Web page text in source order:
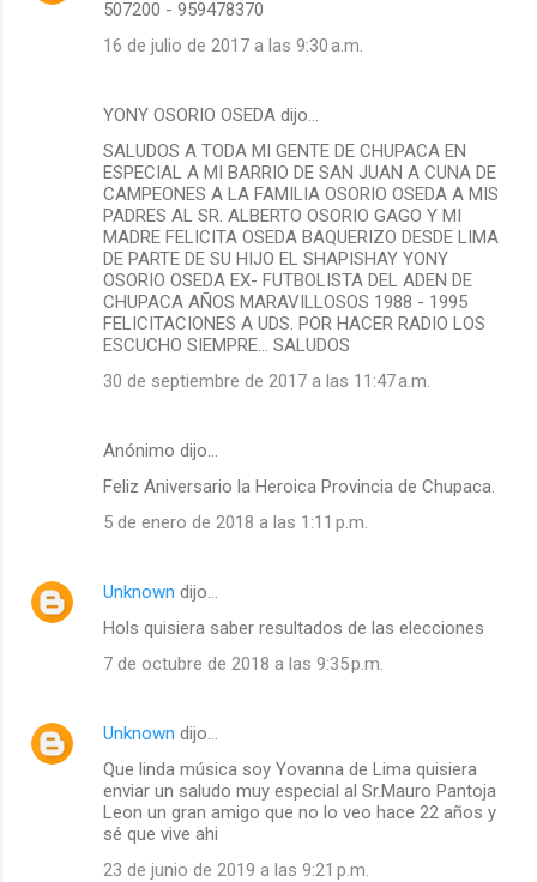
507200 - 959478370
16 de julio de 2017 a las 9:30 a.m.
YONY OSORIO OSEDA dijo…
SALUDOS A TODA MI GENTE DE CHUPACA EN
ESPECIAL A MI BARRIO DE SAN JUAN A CUNA DE
CAMPEONES A LA FAMILIA OSORIO OSEDA A MIS
PADRES AL SR. ALBERTO OSORIO GAGO Y MI
MADRE FELICITA OSEDA BAQUERIZO DESDE LIMA
DE PARTE DE SU HIJO EL SHAPISHAY YONY
OSORIO OSEDA EX- FUTBOLISTA DEL ADEN DE
CHUPACA AÑOS MARAVILLOSOS 1988 - 1995
FELICITACIONES A UDS. POR HACER RADIO LOS
ESCUCHO SIEMPRE... SALUDOS
30 de septiembre de 2017 a las 11:47 a.m.
Anónimo dijo…
Feliz Aniversario la Heroica Provincia de Chupaca.
5 de enero de 2018 a las 1:11 p.m.
Unknown dijo…
Hols quisiera saber resultados de las elecciones
7 de octubre de 2018 a las 9:35 p.m.
Unknown dijo…
Que linda música soy Yovanna de Lima quisiera
enviar un saludo muy especial al Sr.Mauro Pantoja
Leon un gran amigo que no lo veo hace 22 años y
sé que vive ahi
23 de junio de 2019 a las 9:21 p.m.